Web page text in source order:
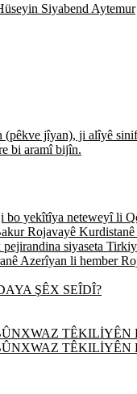
Siyabend Aytemur
jîyan), ji alîyê
bi aramî bijîn.
bo yekîtîya neteweyî li
Rojavayê Kurdistanê
pejirandina siyaseta
Azerîyan li hember
ŞÊX SEÎDÎ?
TÊKILİYÊN